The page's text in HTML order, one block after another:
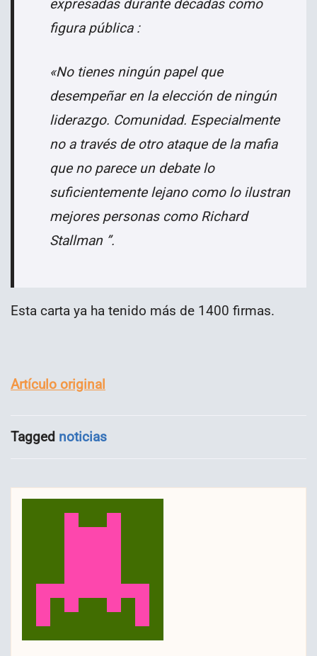
expresadas durante décadas como
figura pública :
«No tienes ningún papel que
desempeñar en la elección de ningún
liderazgo. Comunidad. Especialmente
no a través de otro ataque de la mafia
que no parece un debate lo
suficientemente lejano como lo ilustran
mejores personas como Richard
Stallman ”.
Esta carta ya ha tenido más de 1400 firmas.
Artículo original
Tagged noticias